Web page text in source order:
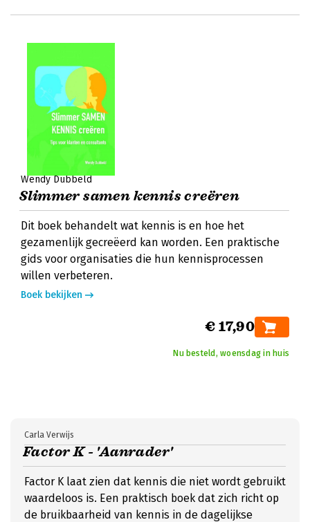
Wendy Dubbeld
Slimmer samen kennis creëren
Dit boek behandelt wat kennis is en hoe het
gezamenlijk gecreëerd kan worden. Een praktische
gids voor organisaties die hun kennisprocessen
willen verbeteren.
Boek bekijken
€ 17,90
Nu besteld, woensdag in huis
Factor K - 'Aanrader'
Carla Verwijs
Factor K laat zien dat kennis die niet wordt gebruikt
waardeloos is. Een praktisch boek dat zich richt op
de bruikbaarheid van kennis in de dagelijkse